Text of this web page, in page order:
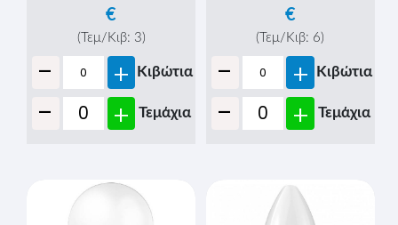
€
(Τεμ/Κιβ: 3)
- + Κιβώτια
- + Τεμάχια
€
(Τεμ/Κιβ: 6)
- + Κιβώτια
- + Τεμάχια